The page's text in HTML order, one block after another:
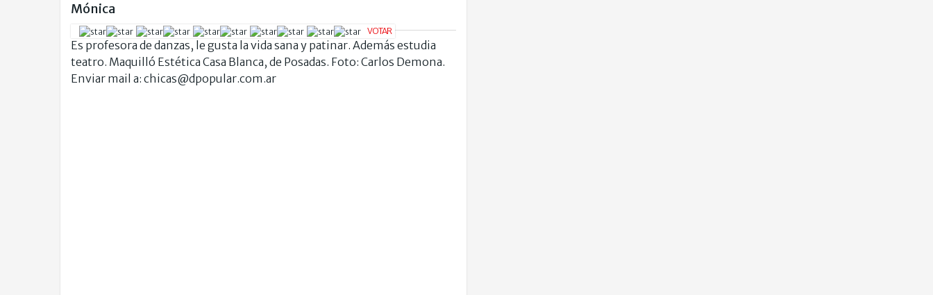
Mónica
Es profesora de danzas, le gusta la vida sana y patinar. Además estudia
teatro. Maquilló Estética Casa Blanca, de Posadas. Foto: Carlos Demona.
Enviar mail a: chicas@dpopular.com.ar